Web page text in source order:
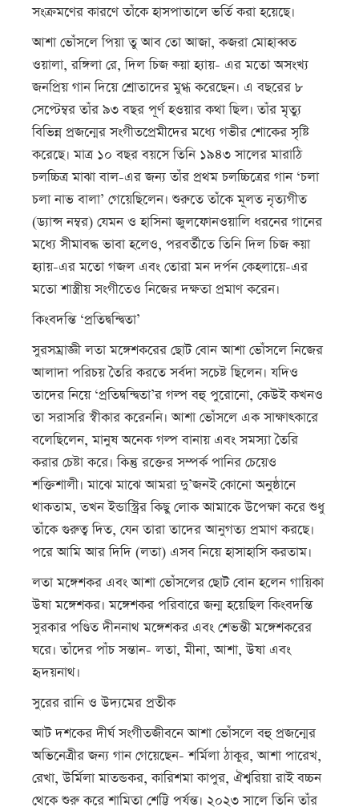
সংক্রমণের কারণে তাঁকে হাসপাতালে ভর্তি করা হয়েছে।
আশা ভোঁসলে পিয়া তু আব তো আজা, কজরা মোহাব্বত
ওয়ালা, রঙ্গিলা রে, দিল চিজ ক্য়া হ্যায়- এর মতো অসংখ্য
জনপ্রিয় গান দিয়ে শ্রোতাদের মুগ্ধ করেছেন। এ বছরের ৮
সেপ্টেম্বর তাঁর ৯৩ বছর পূর্ণ হওয়ার কথা ছিল। তাঁর মৃত্যু
বিভিন্ন প্রজন্মের সংগীতপ্রেমীদের মধ্যে গভীর শোকের সৃষ্টি
করেছে। মাত্র ১০ বছর বয়সে তিনি ১৯৪৩ সালের মারাঠি
চলচ্চিত্র মাঝা বাল-এর জন্য তাঁর প্রথম চলচ্চিত্রের গান ‘চলা
চলা নাভ বালা’ গেয়েছিলেন। শুরুতে তাঁকে মূলত নৃত্যগীত
(ড্যান্স নম্বর) যেমন ও হাসিনা জুলফোনওয়ালি ধরনের গানের
মধ্যে সীমাবদ্ধ ভাবা হলেও, পরবর্তীতে তিনি দিল চিজ ক্য়া
হ্যায়-এর মতো গজল এবং তোরা মন দর্পন কেহলায়ে-এর
মতো শাস্ত্রীয় সংগীতেও নিজের দক্ষতা প্রমাণ করেন।
কিংবদন্তি ‘প্রতিদ্বন্দ্বিতা’
সুরসম্রাজ্ঞী লতা মঙ্গেশকরের ছোট বোন আশা ভোঁসলে নিজের
আলাদা পরিচয় তৈরি করতে সর্বদা সচেষ্ট ছিলেন। যদিও
তাদের নিয়ে ‘প্রতিদ্বন্দ্বিতা’র গল্প বহু পুরোনো, কেউই কখনও
তা সরাসরি স্বীকার করেননি। আশা ভোঁসলে এক সাক্ষাৎকারে
বলেছিলেন, মানুষ অনেক গল্প বানায় এবং সমস্যা তৈরি
করার চেষ্টা করে। কিন্তু রক্তের সম্পর্ক পানির চেয়েও
শক্তিশালী। মাঝে মাঝে আমরা দু’জনই কোনো অনুষ্ঠানে
থাকতাম, তখন ইন্ডাস্ট্রির কিছু লোক আমাকে উপেক্ষা করে শুধু
তাঁকে গুরুত্ব দিত, যেন তারা তাদের আনুগত্য প্রমাণ করছে।
পরে আমি আর দিদি (লতা) এসব নিয়ে হাসাহাসি করতাম।
লতা মঙ্গেশকর এবং আশা ভোঁসলের ছোট বোন হলেন গায়িকা
উষা মঙ্গেশকর। মঙ্গেশকর পরিবারে জন্ম হয়েছিল কিংবদন্তি
সুরকার পণ্ডিত দীননাথ মঙ্গেশকর এবং শেভন্তী মঙ্গেশকরের
ঘরে। তাঁদের পাঁচ সন্তান- লতা, মীনা, আশা, উষা এবং
হৃদয়নাথ।
সুরের রানি ও উদ্যমের প্রতীক
আট দশকের দীর্ঘ সংগীতজীবনে আশা ভোঁসলে বহু প্রজন্মের
অভিনেত্রীর জন্য গান গেয়েছেন- শর্মিলা ঠাকুর, আশা পারেখ,
রেখা, উর্মিলা মাতন্ডকর, কারিশমা কাপুর, ঐশ্বরিয়া রাই বচ্চন
থেকে শুরু করে শামিতা শেট্টি পর্যন্ত। ২০২৩ সালে তিনি তাঁর